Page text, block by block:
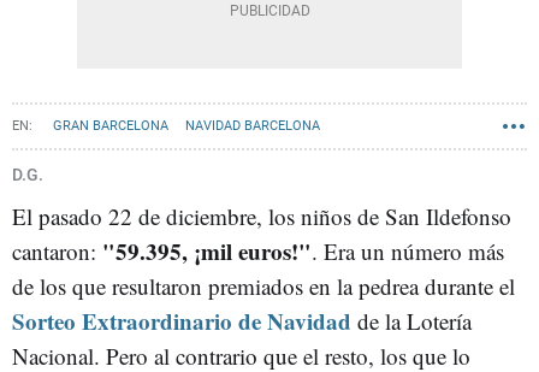
GRAN BARCELONA NAVIDAD BARCELONA
D.G.
El pasado 22 de diciembre, los niños de San Ildefonso
cantaron: "59.395, ¡mil euros!". Era un número más
de los que resultaron premiados en la pedrea durante el
Sorteo Extraordinario de Navidad de la Lotería
Nacional. Pero al contrario que el resto, los que lo